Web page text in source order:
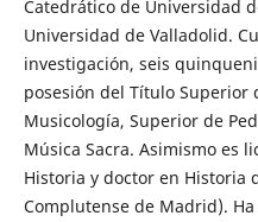
Catedrático de Universidad
Universidad de Valladolid.
investigación, seis
posesión del Título Superior
Musicología, Superior de
Música Sacra. Asimismo es
Historia y doctor en Historia
Complutense de Madrid).